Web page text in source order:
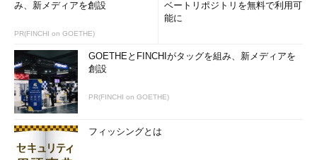
み、新メディアを創設
PR(FINCHI on GOETHE)
ベートリポジトリを無料で利用可
能に
GOETHEとFINCHIがタッグを組み、新メディアを
創設
PR(FINCHI on GOETHE)
フィッシングとは